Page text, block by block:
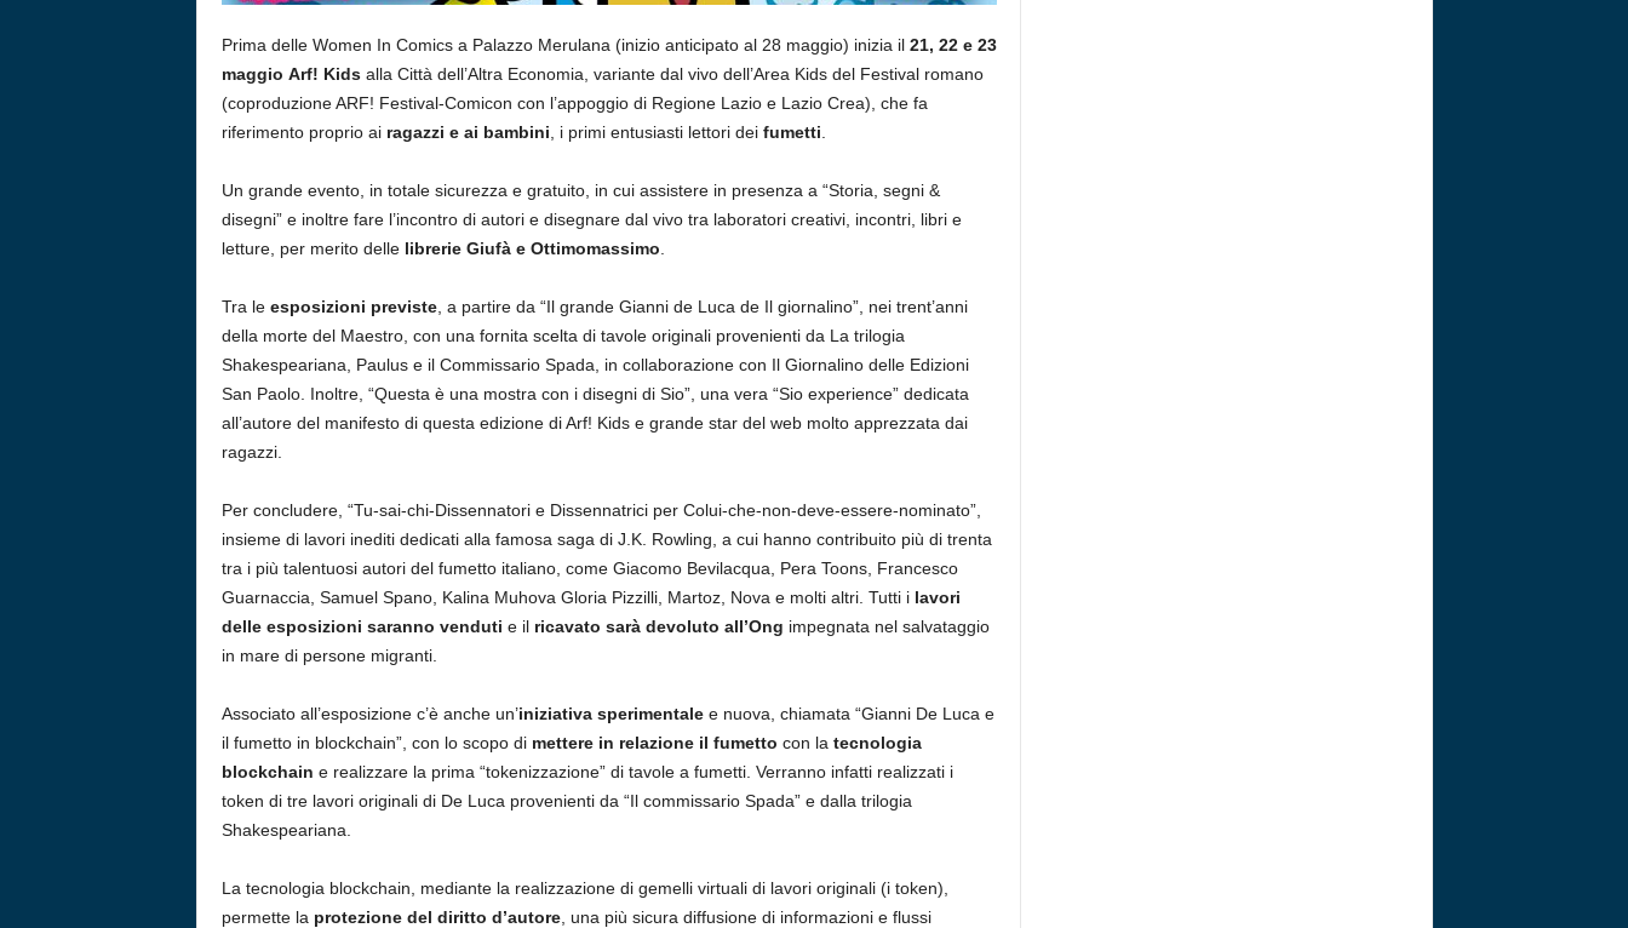
Prima delle Women In Comics a Palazzo Merulana (inizio anticipato al 28 maggio) inizia il 21, 22 e 23
maggio Arf! Kidsalla Città dell’Altra Economia, variante dal vivo dell’Area Kids del Festival romano
(coproduzione ARF! Festival-Comicon con l’appoggio di Regione Lazio e Lazio Crea), che fa
riferimento proprio ai ragazzi e ai bambini , i primi entusiasti lettori dei fumetti
Un grande evento, in totale sicurezza e gratuito, in cui assistere in presenza a “Storia, segni &
disegni” e inoltre fare l’incontro di autori e disegnare dal vivo tra laboratori creativi, incontri, libri e
letture, per merito delle librerie Giufà e Ottimomassimo
Tra le esposizioni previste, a partire da “Il grande Gianni de Luca de Il giornalino”, nei trent’anni
della morte del Maestro, con una fornita scelta di tavole originali provenienti da La trilogia
Shakespeariana, Paulus e il Commissario Spada, in collaborazione con Il Giornalino delle Edizioni
San Paolo. Inoltre, “Questa è una mostra con i disegni di Sio”, una vera “Sio experience” dedicata
all’autore del manifesto di questa edizione di Arf! Kids e grande star del web molto apprezzata dai
ragazzi.
Per concludere, “Tu-sai-chi-Dissennatori e Dissennatrici per Colui-che-non-deve-essere-nominato”,
insieme di lavori inediti dedicati alla famosa saga di J.K. Rowling, a cui hanno contribuito più di trenta
tra i più talentuosi autori del fumetto italiano, come Giacomo Bevilacqua, Pera Toons, Francesco
Guarnaccia, Samuel Spano, Kalina Muhova Gloria Pizzilli, Martoz, Nova e molti altri. Tutti i lavori
delle esposizioni saranno venduti e il ricavato sarà devoluto all’Ong impegnata nel salvataggio
in mare di persone migranti.
Associato all’esposizione c’è anche un’iniziativa sperimentalee nuova, chiamata “Gianni De Luca e
il fumetto in blockchain”, con lo scopo di mettere in relazione il fumetto con la tecnologia
blockchain e realizzare la prima “tokenizzazione” di tavole a fumetti. Verranno infatti realizzati i
token di tre lavori originali di De Luca provenienti da “Il commissario Spada” e dalla trilogia
Shakespeariana.
La tecnologia blockchain, mediante la realizzazione di gemelli virtuali di lavori originali (i token),
permette la protezione del diritto d’autore, una più sicura diffusione di informazioni e flussi